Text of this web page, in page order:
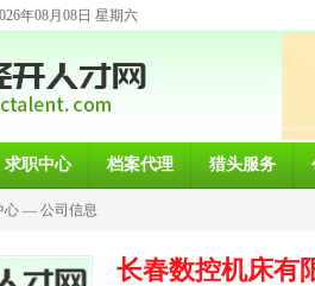
年08月08日 星期六
求职中心 档案代理 猎头服务
心 — 公司信息
长春数控机床有